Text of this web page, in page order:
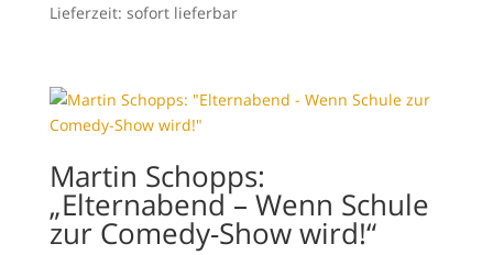
Lieferzeit: sofort lieferbar
Martin Schopps:
„Elternabend – Wenn Schule
zur Comedy-Show wird!“